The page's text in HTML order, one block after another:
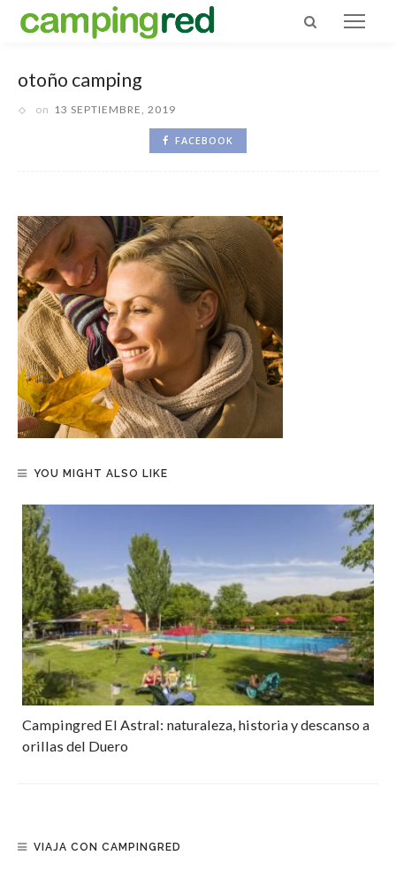
otoño camping
on 13 SEPTIEMBRE, 2019
FACEBOOK
YOU MIGHT ALSO LIKE
Campingred El Astral: naturaleza, historia y descanso a
orillas del Duero
VIAJA CON CAMPINGRED